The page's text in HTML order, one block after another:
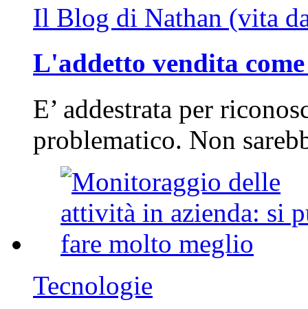
Il Blog di Nathan (vita
L'addetto vendita
E’ addestrata per
problematico. Non
Tecnologie